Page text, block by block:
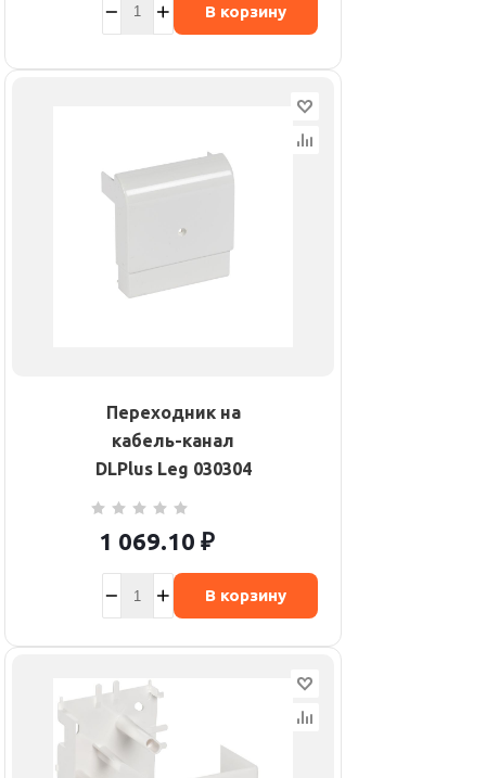
В корзину
Переходник на
кабель-канал
DLPlus Leg 030304
1 069.10 ₽
В корзину